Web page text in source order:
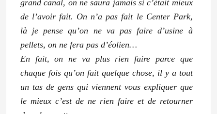
grand canal, on ne saura jamais si c’était mieux
de l’avoir fait. On n’a pas fait le Center Park,
là je pense qu’on ne va pas faire d’usine à
pellets, on ne fera pas d’éolien…
En fait, on ne va plus rien faire parce que
chaque fois qu’on fait quelque chose, il y a tout
un tas de gens qui viennent vous expliquer que
le mieux c’est de ne rien faire et de retourner